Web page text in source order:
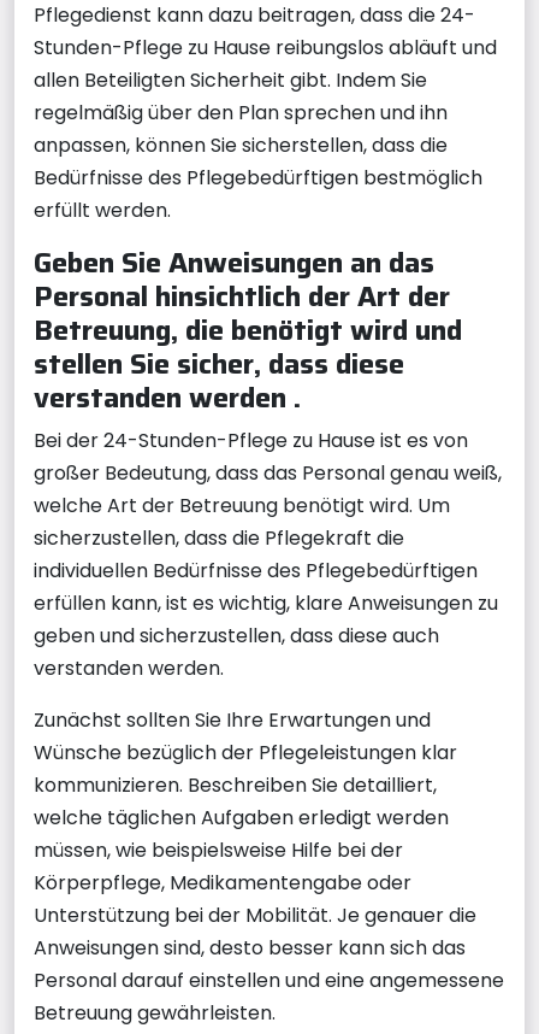
Pflegedienst kann dazu beitragen, dass die 24-
Stunden-Pflege zu Hause reibungslos abläuft und
allen Beteiligten Sicherheit gibt. Indem Sie
regelmäßig über den Plan sprechen und ihn
anpassen, können Sie sicherstellen, dass die
Bedürfnisse des Pflegebedürftigen bestmöglich
erfüllt werden.
Geben Sie Anweisungen an das
Personal hinsichtlich der Art der
Betreuung, die benötigt wird und
stellen Sie sicher, dass diese
verstanden werden .
Bei der 24-Stunden-Pflege zu Hause ist es von
großer Bedeutung, dass das Personal genau weiß,
welche Art der Betreuung benötigt wird. Um
sicherzustellen, dass die Pflegekraft die
individuellen Bedürfnisse des Pflegebedürftigen
erfüllen kann, ist es wichtig, klare Anweisungen zu
geben und sicherzustellen, dass diese auch
verstanden werden.
Zunächst sollten Sie Ihre Erwartungen und
Wünsche bezüglich der Pflegeleistungen klar
kommunizieren. Beschreiben Sie detailliert,
welche täglichen Aufgaben erledigt werden
müssen, wie beispielsweise Hilfe bei der
Körperpflege, Medikamentengabe oder
Unterstützung bei der Mobilität. Je genauer die
Anweisungen sind, desto besser kann sich das
Personal darauf einstellen und eine angemessene
Betreuung gewährleisten.